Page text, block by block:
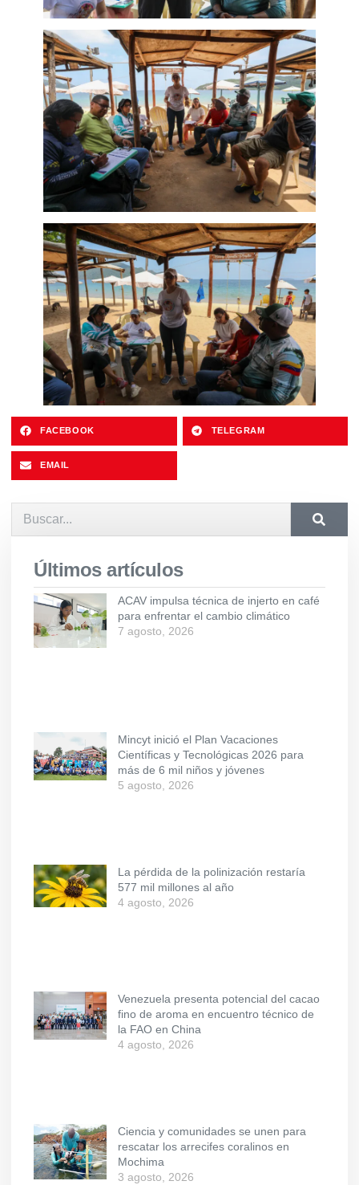
FACEBOOK TELEGRAM
EMAIL
Últimos artículos
ACAV impulsa técnica de injerto en café
para enfrentar el cambio climático
7 agosto, 2026
Mincyt inició el Plan Vacaciones
Científicas y Tecnológicas 2026 para
más de 6 mil niños y jóvenes
5 agosto, 2026
La pérdida de la polinización restaría
577 mil millones al año
4 agosto, 2026
Venezuela presenta potencial del cacao
fino de aroma en encuentro técnico de
la FAO en China
4 agosto, 2026
Ciencia y comunidades se unen para
rescatar los arrecifes coralinos en
Mochima
3 agosto, 2026